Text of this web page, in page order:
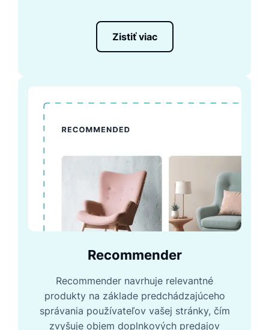
Zistiť viac
Recommender
Recommender navrhuje relevantné
produkty na základe predchádzajúceho
správania používateľov vašej stránky, čím
zvyšuje objem doplnkových predajov